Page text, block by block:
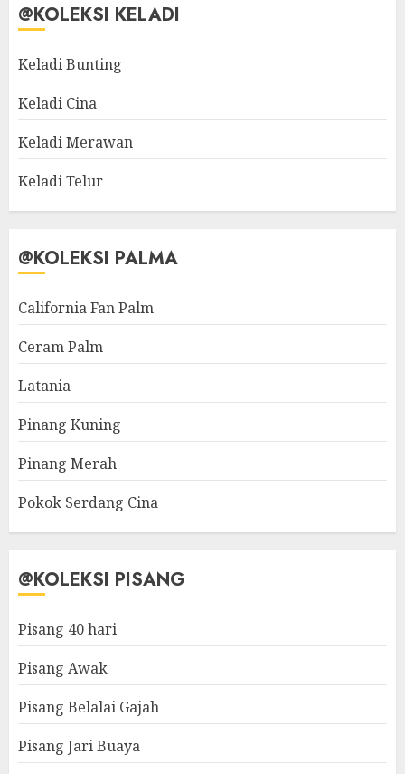
@KOLEKSI KELADI
Keladi Bunting
Keladi Cina
Keladi Merawan
Keladi Telur
@KOLEKSI PALMA
California Fan Palm
Ceram Palm
Latania
Pinang Kuning
Pinang Merah
Pokok Serdang Cina
@KOLEKSI PISANG
Pisang 40 hari
Pisang Awak
Pisang Belalai Gajah
Pisang Jari Buaya